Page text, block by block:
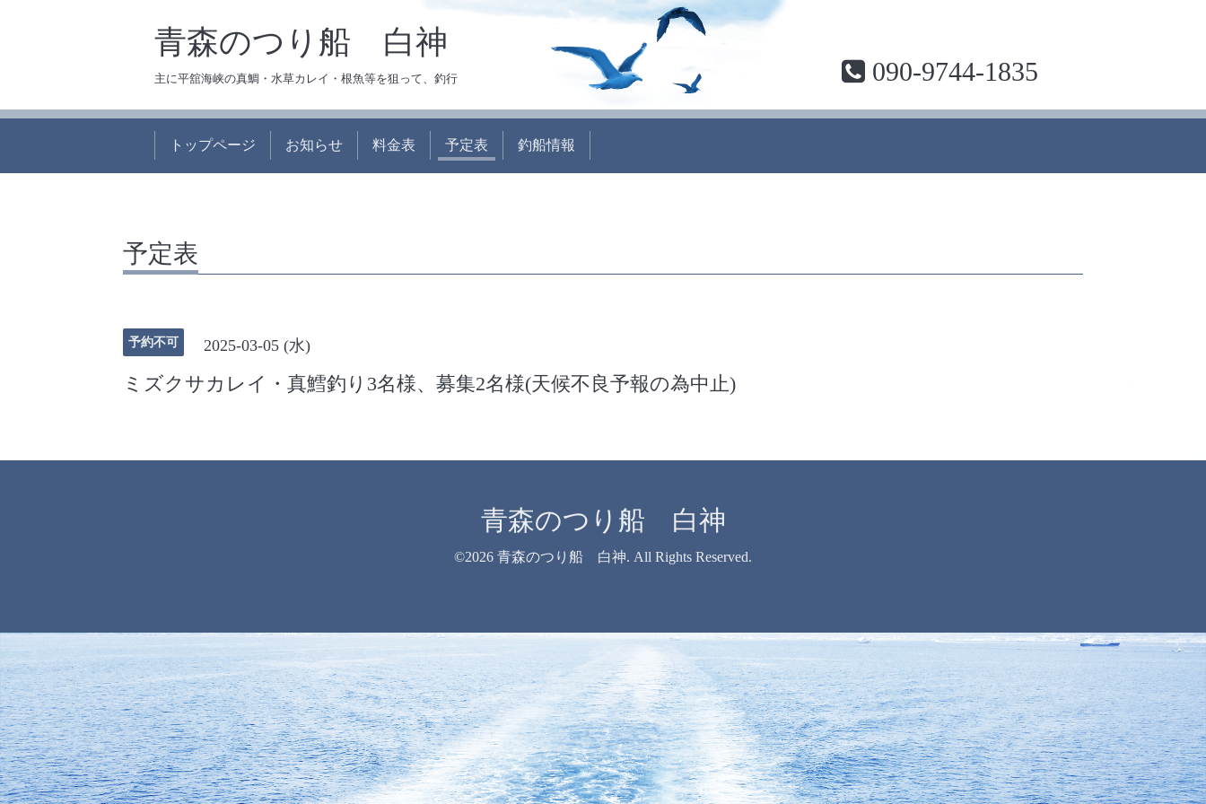
青森のつり船 白神
主に平舘海峡の真鯛・水草カレイ・根魚等を狙って、釣行 090-9744-1835
トップページ お知らせ 料金表 予定表 釣船情報
予定表
予約不可 2025-03-05 (水)
ミズクサカレイ・真鱈釣り3名様、募集2名様(天候不良予報の為中止)
青森のつり船 白神
©2026 青森のつり船 白神. All Rights Reserved.